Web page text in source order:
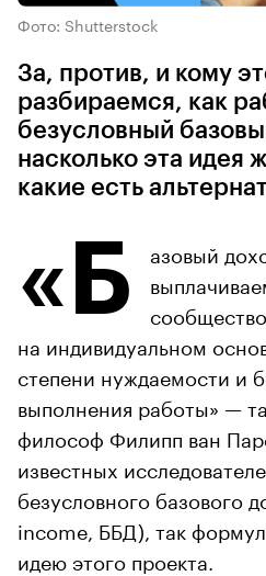
Фото: Shutterstock
За, против, и кому
разбираемся, как
безусловный
насколько эта идея
какие есть
«Б
азовый
на индивидуальном
степени нуждаемости и
выполнения работы» —
философ Филипп ван
известных
безусловного базового
income, ББД), так
идею этого проекта.